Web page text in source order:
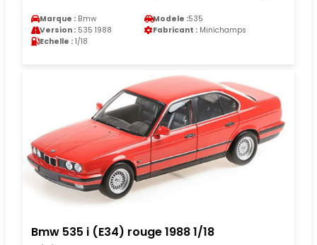
Marque : Bmw Modele :535
Version : 535 1988 Fabricant : Minichamps
Echelle : 1/18
Bmw 535 i (E34) rouge 1988 1/18